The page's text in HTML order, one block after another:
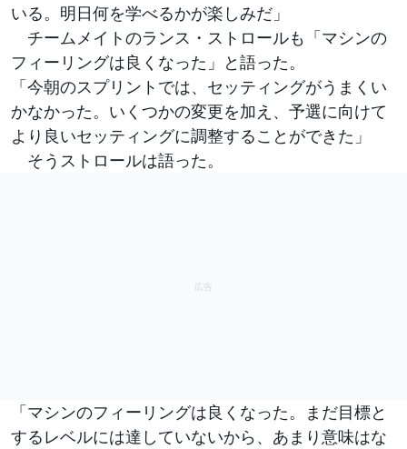
いる。明日何を学べるかが楽しみだ」
チームメイトのランス・ストロールも「マシンの
フィーリングは良くなった」と語った。
「今朝のスプリントでは、セッティングがうまくい
かなかった。いくつかの変更を加え、予選に向けて
より良いセッティングに調整することができた」
そうストロールは語った。
「マシンのフィーリングは良くなった。まだ目標と
するレベルには達していないから、あまり意味はな